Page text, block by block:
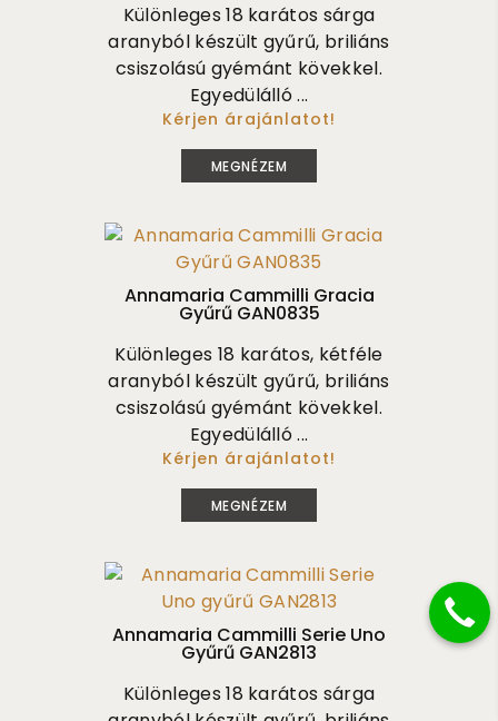
Különleges 18 karátos sárga
aranyból készült gyűrű, briliáns
csiszolású gyémánt kövekkel.
Egyedülálló ...
Kérjen árajánlatot!
MEGNÉZEM
Annamaria Cammilli Gracia
Gyűrű GAN0835
Különleges 18 karátos, kétféle
aranyból készült gyűrű, briliáns
csiszolású gyémánt kövekkel.
Egyedülálló ...
Kérjen árajánlatot!
MEGNÉZEM
Annamaria Cammilli Serie Uno
Gyűrű GAN2813
Különleges 18 karátos sárga